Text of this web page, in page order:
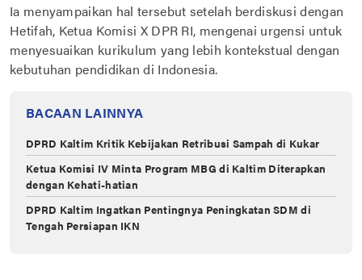
Ia menyampaikan hal tersebut setelah berdiskusi dengan
Hetifah, Ketua Komisi X DPR RI, mengenai urgensi untuk
menyesuaikan kurikulum yang lebih kontekstual dengan
kebutuhan pendidikan di Indonesia.
BACAAN LAINNYA
DPRD Kaltim Kritik Kebijakan Retribusi Sampah di Kukar
Ketua Komisi IV Minta Program MBG di Kaltim Diterapkan
dengan Kehati-hatian
DPRD Kaltim Ingatkan Pentingnya Peningkatan SDM di
Tengah Persiapan IKN